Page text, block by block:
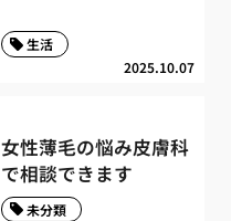
2025.10.07
生活
女性薄毛の悩み皮膚科
で相談できます
未分類